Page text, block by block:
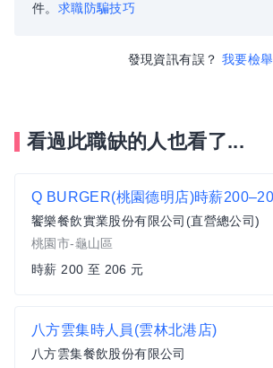
件。 求職防騙技巧
發現資訊有誤？ 我要檢舉
看過此職缺的人也看了...
饗樂餐飲實業股份有限公司(直營總公司)
桃園市-龜山區
時薪 200 至 206 元
八方雲集時人員(雲林北港店)
八方雲集餐飲股份有限公司